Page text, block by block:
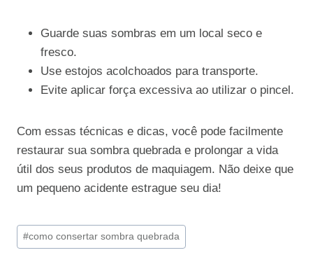
Guarde suas sombras em um local seco e
fresco.
Use estojos acolchoados para transporte.
Evite aplicar força excessiva ao utilizar o pincel.
Com essas técnicas e dicas, você pode facilmente
restaurar sua sombra quebrada e prolongar a vida
útil dos seus produtos de maquiagem. Não deixe que
um pequeno acidente estrague seu dia!
Tags
do
#como consertar sombra quebrada